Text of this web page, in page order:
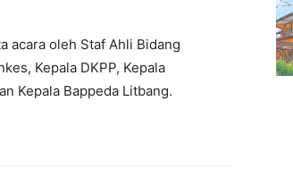
acara oleh Staf Ahli Bidang
Kepala DKPP, Kepala
Kepala Bappeda Litbang.